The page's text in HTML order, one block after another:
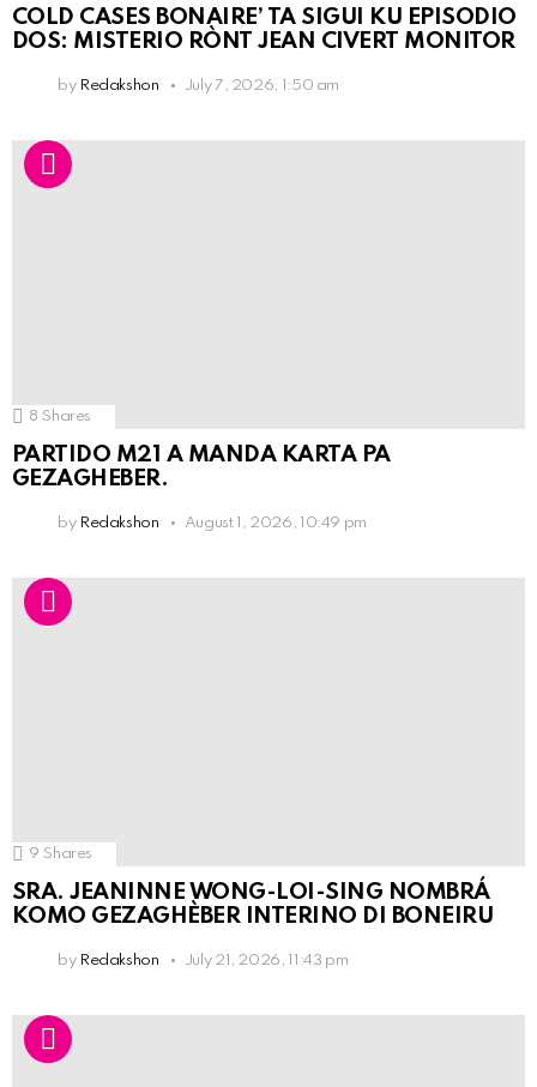
COLD CASES BONAIRE’ TA SIGUI KU EPISODIO
DOS: MISTERIO RÒNT JEAN CIVERT MONITOR
by Redakshon July 7, 2026, 1:50 am
8 Shares
PARTIDO M21 A MANDA KARTA PA
GEZAGHEBER.
by Redakshon August 1, 2026, 10:49 pm
9 Shares
SRA. JEANINNE WONG-LOI-SING NOMBRÁ
KOMO GEZAGHÈBER INTERINO DI BONEIRU
by Redakshon July 21, 2026, 11:43 pm